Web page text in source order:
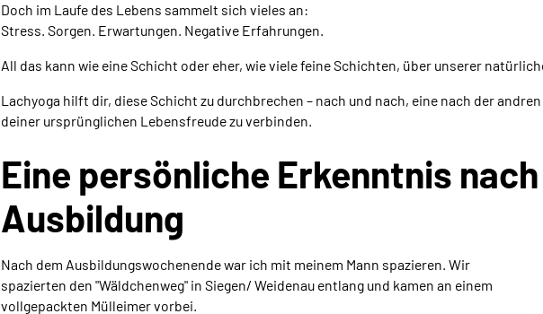
Doch im Laufe des Lebens sammelt sich vieles an:
Stress. Sorgen. Erwartungen. Negative Erfahrungen.
All das kann wie eine Schicht oder eher, wie viele feine Schichten, über unserer
Lachyoga hilft dir, diese Schicht zu durchbrechen – nach und nach, eine nach der
deiner ursprünglichen Lebensfreude zu verbinden.
Eine persönliche Erkenntnis
Ausbildung
Nach dem Ausbildungswochenende war ich mit meinem Mann spazieren. Wir
spazierten den "Wäldchenweg" in Siegen/ Weidenau entlang und kamen an einem
vollgepackten Mülleimer vorbei.